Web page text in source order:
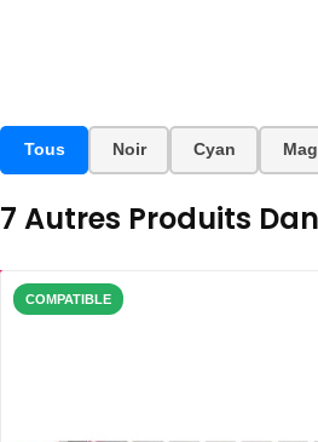
Tous Noir Cyan
7 Autres Produits
COMPATIBLE